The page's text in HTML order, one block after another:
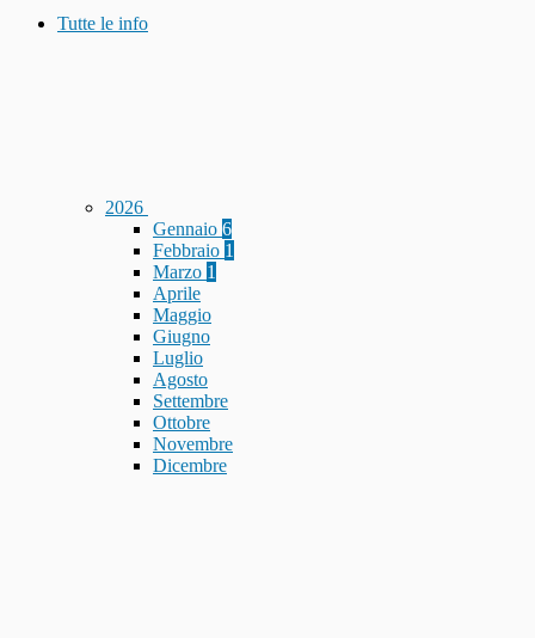
Tutte le info
2026
Gennaio 6
Febbraio 1
Marzo 1
Aprile
Maggio
Giugno
Luglio
Agosto
Settembre
Ottobre
Novembre
Dicembre